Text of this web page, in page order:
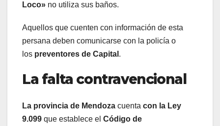
Loco» no utiliza sus baños.
Aquellos que cuenten con información de esta
persana deben comunicarse con la policía o
los preventores de Capital .
La falta contravencional
La provincia de Mendoza cuenta con la Ley
9.099 que establece el Código de